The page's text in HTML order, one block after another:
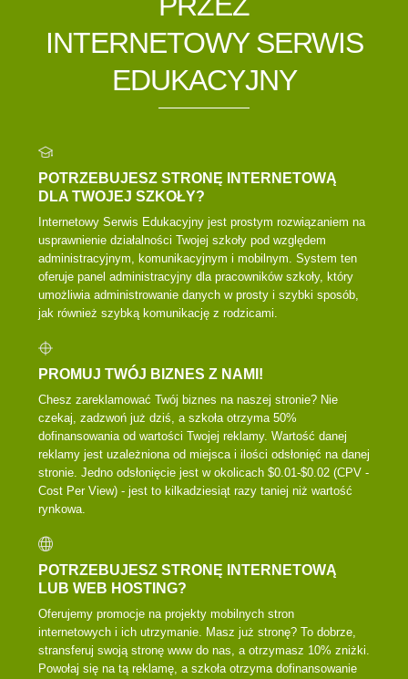
INTERNETOWY SERWIS
EDUKACYJNY
POTRZEBUJESZ STRONĘ INTERNETOWĄ
DLA TWOJEJ SZKOŁY?
Internetowy Serwis Edukacyjny jest prostym rozwiązaniem na
usprawnienie działalności Twojej szkoły pod względem
administracyjnym, komunikacyjnym i mobilnym. System ten
oferuje panel administracyjny dla pracowników szkoły, który
umożliwia administrowanie danych w prosty i szybki sposób,
jak również szybką komunikację z rodzicami.
PROMUJ TWÓJ BIZNES Z NAMI!
Chesz zareklamować Twój biznes na naszej stronie? Nie
czekaj, zadzwoń już dziś, a szkoła otrzyma 50%
dofinansowania od wartości Twojej reklamy. Wartość danej
reklamy jest uzależniona od miejsca i ilości odsłonięć na danej
stronie. Jedno odsłonięcie jest w okolicach $0.01-$0.02 (CPV -
Cost Per View) - jest to kilkadziesiąt razy taniej niż wartość
rynkowa.
POTRZEBUJESZ STRONĘ INTERNETOWĄ
LUB WEB HOSTING?
Oferujemy promocje na projekty mobilnych stron
internetowych i ich utrzymanie. Masz już stronę? To dobrze,
stransferuj swoją stronę www do nas, a otrzymasz 10% zniżki.
Powołaj się na tą reklamę, a szkoła otrzyma dofinansowanie